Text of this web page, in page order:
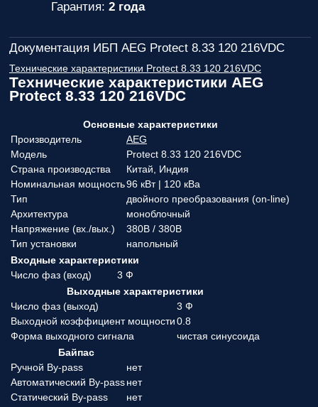
Гарантия: 2 года
Документация ИБП AEG Protect 8.33 120 216VDC
Технические характеристики Protect 8.33 120 216VDC
Технические характеристики AEG
Protect 8.33 120 216VDC
Основные характеристики
Производитель
AEG
Модель
Protect 8.33 120 216VDC
Страна производства
Китай, Индия
Номинальная мощность96 кВт | 120 кВа
Тип
двойного преобразования (on-line)
Архитектура
моноблочный
Напряжение (вx./вых.)
380В / 380В
Тип установки
напольный
Входные характеристики
Число фаз (вход)
3 Ф
Выходные характеристики
Число фаз (выход)
3 Ф
Выходной коэффициент мощности0.8
Форма выходного сигнала
чистая синусоида
Байпас
Ручной By-pass
нет
Автоматический By-passнет
Статический By-pass
нет